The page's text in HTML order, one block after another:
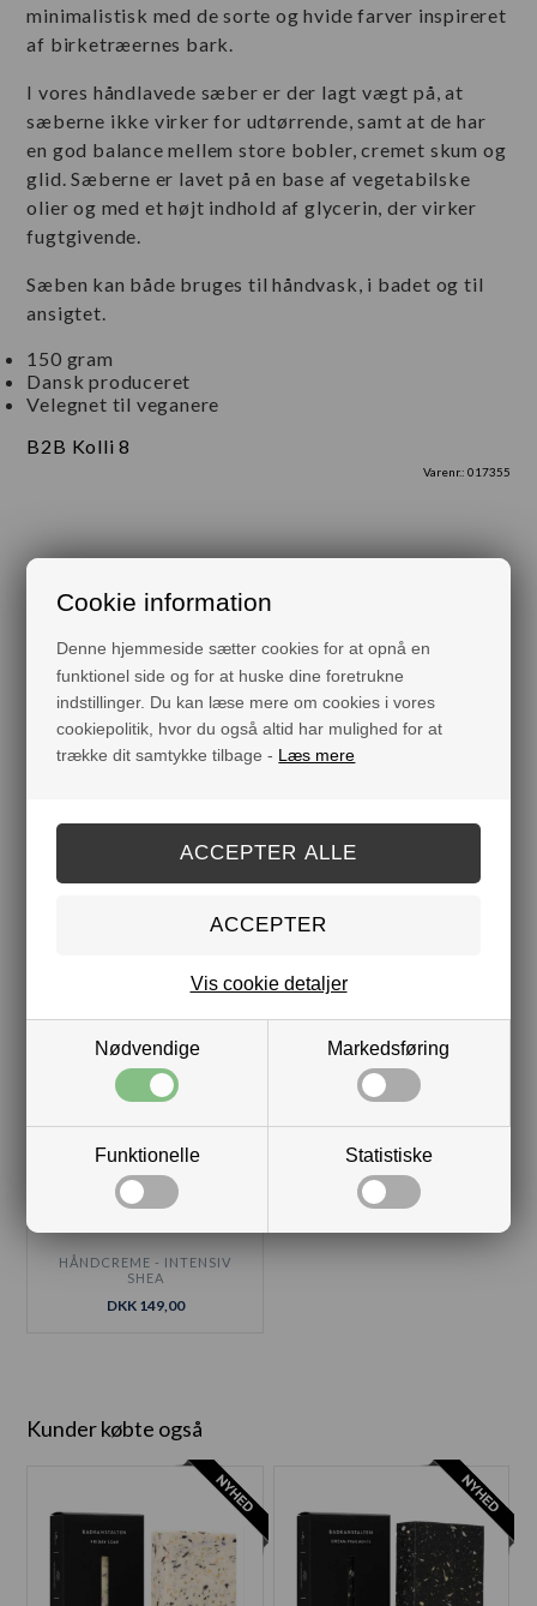
Cookie information
Denne hjemmeside sætter cookies for at opnå en
funktionel side og for at huske dine foretrukne
indstillinger. Du kan læse mere om cookies i vores
cookiepolitik, hvor du også altid har mulighed for at
trække dit samtykke tilbage - Læs mere
Nødvendige Markedsføring
Funktionelle Statistiske
Vis cookie detaljer
minimalistisk med de sorte og hvide farver inspireret
af birketræernes bark.
I vores håndlavede sæber er der lagt vægt på, at
sæberne ikke virker for udtørrende, samt at de har
en god balance mellem store bobler, cremet skum og
glid. Sæberne er lavet på en base af vegetabilske
olier og med et højt indhold af glycerin, der virker
fugtgivende.
Sæben kan både bruges til håndvask, i badet og til
ansigtet.
150 gram
Dansk produceret
Velegnet til veganere
B2B Kolli 8
Varenr.: 017355
Måske er du også interesseret i følgende produkter
HÅNDCREME - INTENSIV
SHEA
DKK 149,00
Kunder købte også